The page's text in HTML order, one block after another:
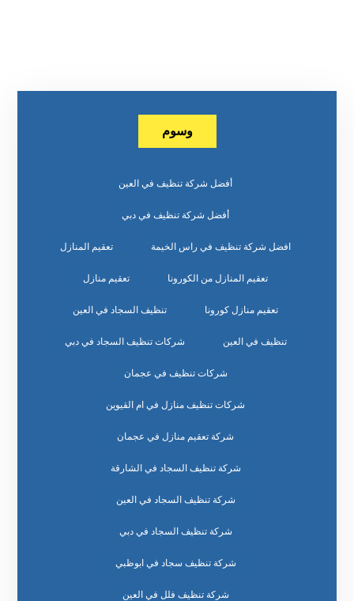
وسوم
أفضل شركة تنظيف في العين
أفضل شركة تنظيف في دبي
افضل شركة تنظيف في راس الخيمة تعقيم المنازل
تعقيم المنازل من الكورونا تعقيم منازل
تعقيم منازل كورونا تنظيف السجاد في العين
تنظيف في العين شركات تنظيف السجاد في دبي
شركات تنظيف في عجمان
شركات تنظيف منازل في ام القيوين
شركة تعقيم منازل في عجمان
شركة تنظيف السجاد في الشارقة
شركة تنظيف السجاد في العين
شركة تنظيف السجاد في دبي
شركة تنظيف سجاد في ابوظبي
شركة تنظيف فلل في العين